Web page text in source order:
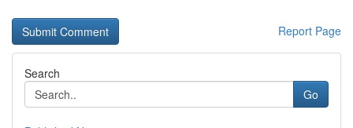
Report Page
Search
Go